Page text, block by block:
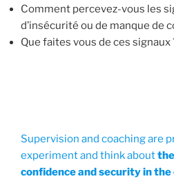
Comment percevez-vous les
d’insécurité ou de manque de
Que faites vous de ces signaux
Supervision and coaching are
experiment and think about
confidence and security in the